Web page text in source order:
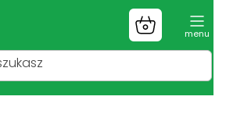
Koszyk